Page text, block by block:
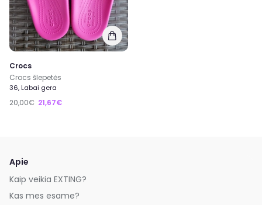
Crocs
Crocs šlepetės
36, Labai gera
20,00€ 21,67€
Apie
Kaip veikia EXTING?
Kas mes esame?